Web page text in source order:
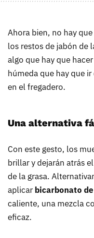
Ahora bien, no hay
los restos de jabón de
algo que hay que
húmeda que hay que
en el fregadero.
Una alternativa
Con este gesto, los
brillar y dejarán atrás
de la grasa.
aplicar bicarbonato
caliente, una mezcla
eficaz.